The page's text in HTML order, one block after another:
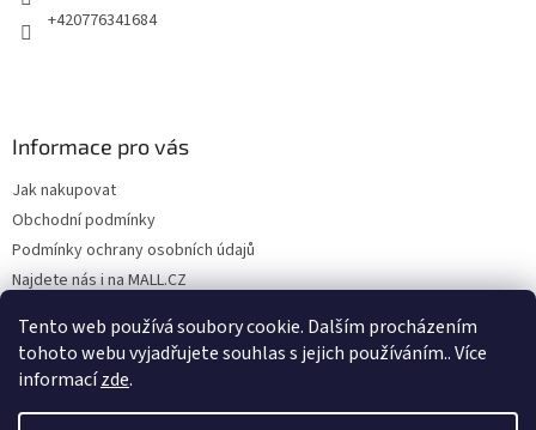
Tento web používá soubory cookie. Dalším procházením
tohoto webu vyjadřujete souhlas s jejich používáním.. Více
informacízde.
+420776341684
Informace pro vás
Jak nakupovat
Obchodní podmínky
Podmínky ochrany osobních údajů
Najdete nás i na MALL.CZ
Formulář pro uplatnění reklamace